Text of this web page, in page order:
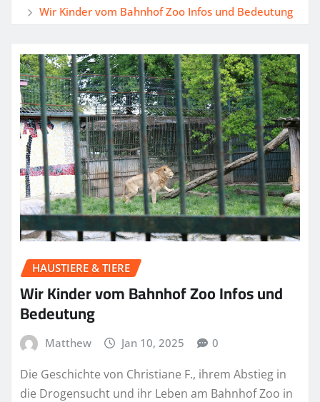
Wir Kinder vom Bahnhof Zoo Infos und Bedeutung
HAUSTIERE & TIERE
Wir Kinder vom Bahnhof Zoo Infos und
Bedeutung
Matthew Jan 10, 2025 0
Die Geschichte von Christiane F., ihrem Abstieg in
die Drogensucht und ihr Leben am Bahnhof Zoo in